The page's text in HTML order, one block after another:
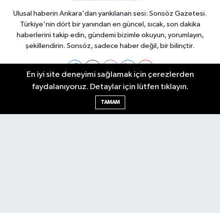
Ulusal haberin Ankara'dan yankılanan sesi: Sonsöz Gazetesi.
Türkiye'nin dört bir yanından en güncel, sıcak, son dakika
haberlerini takip edin, gündemi bizimle okuyun, yorumlayın,
şekillendirin. Sonsöz, sadece haber değil, bir bilinçtir.
Ankara Nöbetçi Eczaneler
En iyi site deneyimi sağlamak için çerezlerden
faydalanıyoruz. Detaylar için lütfen tıklayın.
TAMAM